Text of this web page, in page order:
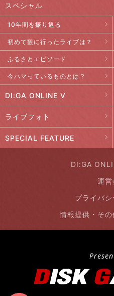
スペシャル
10年間を振り返る
初めて観に行ったライブは？
ふるさとエピソード
今ハマっているものとは？
DI:GA ONLINE V
ライブフォト
SPECIAL FEATURE
DI:GA
運営
プライバ
情報提供・そ